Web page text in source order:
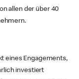
allen der über 40
eines Engagements,
investiert